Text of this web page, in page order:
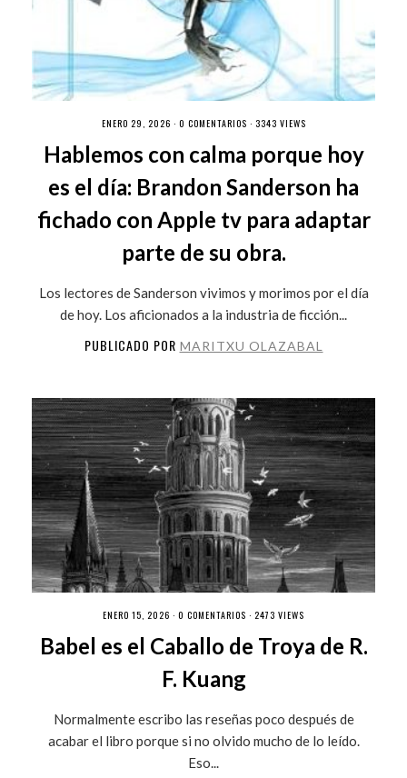
ENERO 29, 2026 · 0 COMENTARIOS · 3343 VIEWS
Hablemos con calma porque hoy
es el día: Brandon Sanderson ha
fichado con Apple tv para adaptar
parte de su obra.
Los lectores de Sanderson vivimos y morimos por el día
de hoy. Los aficionados a la industria de ficción...
PUBLICADO POR MARITXU OLAZABAL
ENERO 15, 2026 · 0 COMENTARIOS · 2473 VIEWS
Babel es el Caballo de Troya de R.
F. Kuang
Normalmente escribo las reseñas poco después de
acabar el libro porque si no olvido mucho de lo leído.
Eso...